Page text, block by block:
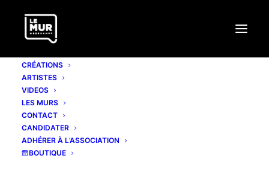
CRÉATIONS
ARTISTES
VIDEOS
LES MURS
CONTACT
CANDIDATER
ADHÉRER À L’ASSOCIATION
BOUTIQUE
JEAN FAUCHEUR
www.jeanfaucheur.net